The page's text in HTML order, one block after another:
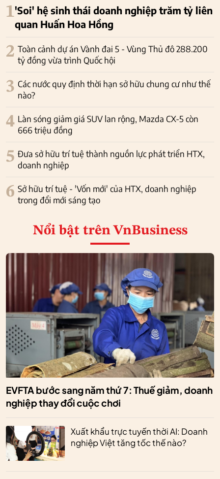
1'Soi' hệ sinh thái doanh nghiệp trăm tỷ liên
quan Huấn Hoa Hồng
2 Toàn cảnh dự án Vành đai 5 - Vùng Thủ đô 288.200
tỷ đồng vừa trình Quốc hội
3 Các nước quy định thời hạn sở hữu chung cư như thế
nào?
4 Làn sóng giảm giá SUV lan rộng, Mazda CX-5 còn
666 triệu đồng
5 Đưa sở hữu trí tuệ thành nguồn lực phát triển HTX,
doanh nghiệp
6 Sở hữu trí tuệ - 'Vốn mới' của HTX, doanh nghiệp
trong đổi mới sáng tạo
Nổi bật trên VnBusiness
EVFTA bước sang năm thứ 7: Thuế giảm, doanh
nghiệp thay đổi cuộc chơi
Xuất khẩu trực tuyến thời AI: Doanh
nghiệp Việt tăng tốc thế nào?